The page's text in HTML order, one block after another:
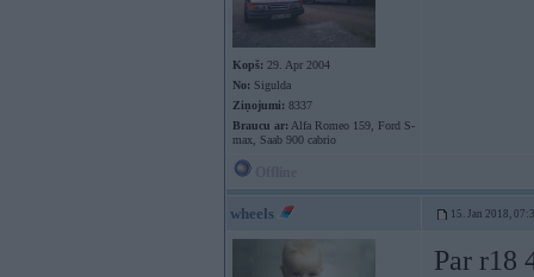
Kopš: 29. Apr 2004
No: Sigulda
Ziņojumi: 8337
Braucu ar: Alfa Romeo 159, Ford S-
max, Saab 900 cabrio
wheels 15. Jan 2018,
Par r18